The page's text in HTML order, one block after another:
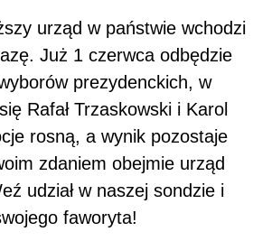
urząd w państwie wchodzi
Już 1 czerwca odbędzie
prezydenckich, w
Rafał Trzaskowski i Karol
rosną, a wynik pozostaje
zdaniem obejmie urząd
udział w naszej sondzie i
faworyta!